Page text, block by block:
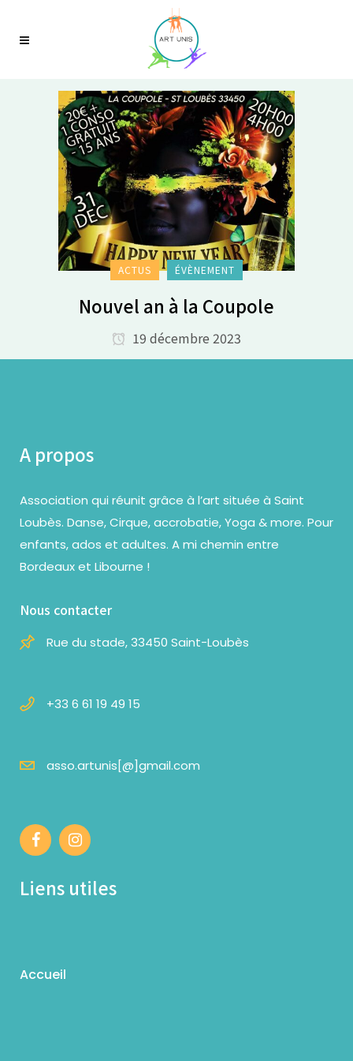
ACTUS ÉVÈNEMENT
Nouvel an à la Coupole
19 décembre 2023
A propos
Association qui réunit grâce à l’art située à Saint
Loubès. Danse, Cirque, accrobatie, Yoga & more. Pour
enfants, ados et adultes. A mi chemin entre
Bordeaux et Libourne !
Nous contacter
Rue du stade, 33450 Saint-Loubès
+33 6 61 19 49 15
asso.artunis[@]gmail.com
Liens utiles
Accueil